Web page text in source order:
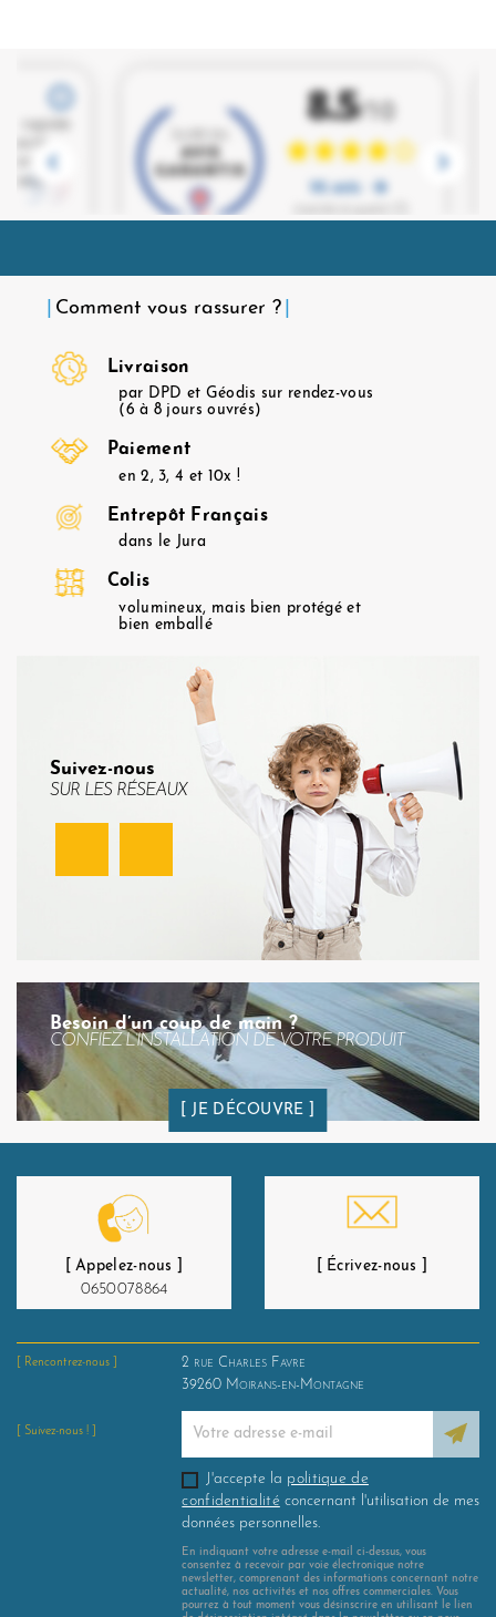
Comment vous rassurer ?
Livraison
par DPD et Géodis sur rendez-vous
(6 à 8 jours ouvrés)
Paiement
en 2, 3, 4 et 10x !
Entrepôt Français
dans le Jura
Colis
volumineux, mais bien protégé et
bien emballé
Suivez-nous
SUR LES RÉSEAUX
Besoin d’un coup de main ?
CONFIEZ L’INSTALLATION DE VOTRE PRODUIT
JE DÉCOUVRE
[ Appelez-nous ]
0650078864
[ Écrivez-nous ]
[ Rencontrez-nous ]
2 rue Charles Favre
39260 Moirans-en-Montagne
[ Suivez-nous ! ]
J'accepte la politique de
confidentialité concernant l'utilisation de mes
données personnelles.
En indiquant votre adresse e-mail ci-dessus, vous
consentez à recevoir par voie électronique notre
newsletter, comprenant des informations concernant notre
actualité, nos activités et nos offres commerciales. Vous
pourrez à tout moment vous désinscrire en utilisant le lien